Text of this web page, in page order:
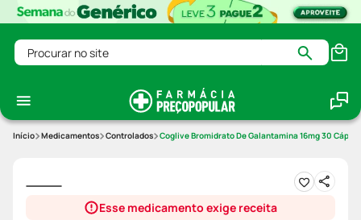
Procurar no site
Medicamentos Controlados Coglive Bromidrato De Galantamina 16mg 30
Esse medicamento exige receita